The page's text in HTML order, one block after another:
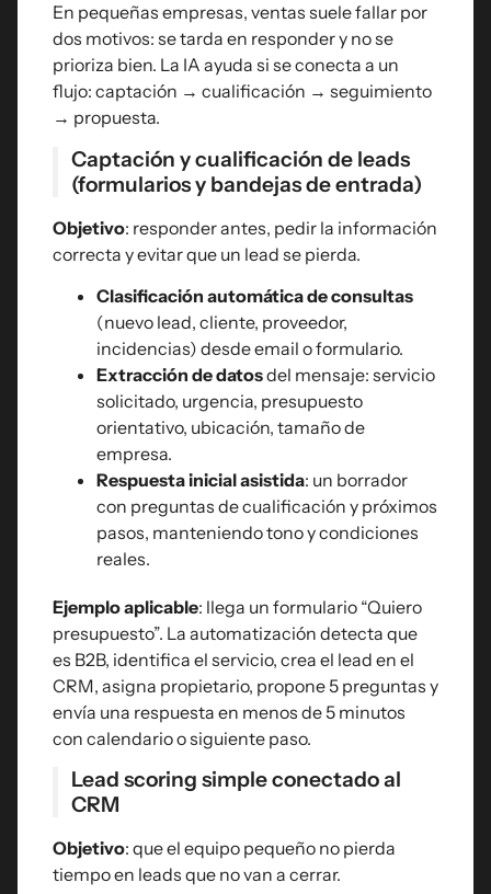
En pequeñas empresas, ventas suele fallar por
dos motivos: se tarda en responder y no se
prioriza bien. La IA ayuda si se conecta a un
flujo: captación → cualificación → seguimiento
→ propuesta.
Captación y cualificación de leads
(formularios y bandejas de entrada)
Objetivo: responder antes, pedir la información
correcta y evitar que un lead se pierda.
Clasificación automática de consultas
(nuevo lead, cliente, proveedor,
incidencias) desde email o formulario.
Extracción de datosdel mensaje: servicio
solicitado, urgencia, presupuesto
orientativo, ubicación, tamaño de
empresa.
Respuesta inicial asistida: un borrador
con preguntas de cualificación y próximos
pasos, manteniendo tono y condiciones
reales.
Ejemplo aplicable: llega un formulario “Quiero
presupuesto”. La automatización detecta que
es B2B, identifica el servicio, crea el lead en el
CRM, asigna propietario, propone 5 preguntas y
envía una respuesta en menos de 5 minutos
con calendario o siguiente paso.
Lead scoring simple conectado al
CRM
Objetivo: que el equipo pequeño no pierda
tiempo en leads que no van a cerrar.